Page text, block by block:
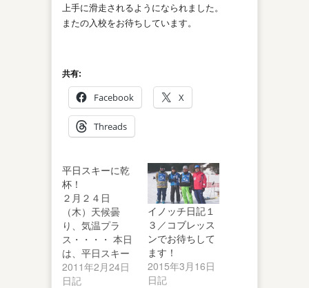
上手に滑走されるようになられました。
またの入校をお待ちしています。
共有:
Facebook X
Threads
平日スキーに乾
杯！
２月２４日
（木）天候曇
り、気温プラ
ス・・・・ 本日
は、平日スキー
を楽しんだ友人
からのレポート
2011年2月24日
日記
イノッチ日記１
３／コブレッス
ンでお待ちして
ます！
2015年3月16日
日記